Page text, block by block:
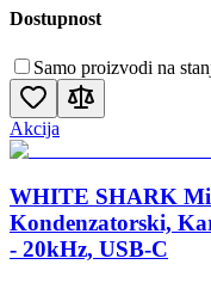
Dostupnost
Samo proizvodi na
Akcija
WHITE SHARK
Kondenzatorski,
- 20kHz, USB-C